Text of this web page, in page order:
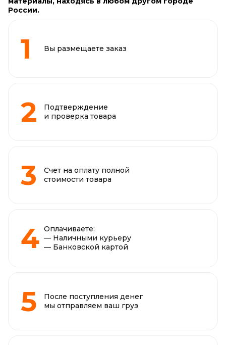
России.
Вы размещаете заказ
Подтверждение
и проверка товара
Счет на оплату полной
стоимости товара
Оплачиваете:
— Наличными курьеру
— Банковской картой
После поступления денег
мы отправляем ваш груз